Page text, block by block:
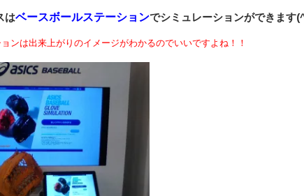
はベースボールステーションでシミュレーションができます
ンは出来上がりのイメージがわかるのでいいですよね！！